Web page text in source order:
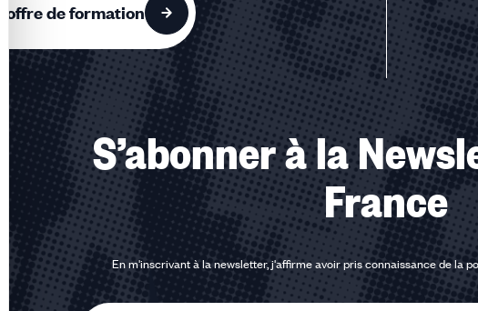
L'offre de formation
S’abonner à la
France
En m'inscrivant à la newsletter, j'affirme avoir pris connaissance de la